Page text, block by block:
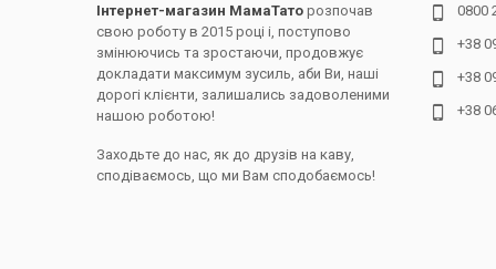
Інтернет-магазин МамаТато розпочав
свою роботу в 2015 році і, поступово
змінюючись та зростаючи, продовжує
докладати максимум зусиль, аби Ви, наші
дорогі клієнти, залишались задоволеними
нашою роботою!
Заходьте до нас, як до друзів на каву,
сподіваємось, що ми Вам сподобаємось!
0800
+38
+38
+38